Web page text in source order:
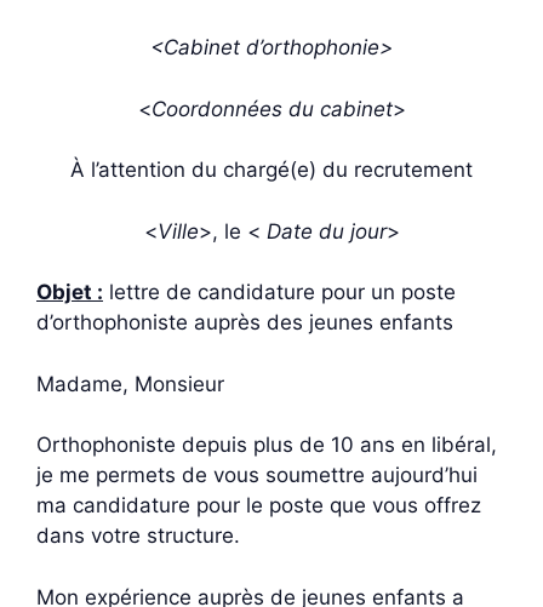
<Cabinet d’orthophonie>
<Coordonnées du cabinet>
À l’attention du chargé(e) du recrutement
<Ville>, le < Date du jour>
Objet : lettre de candidature pour un poste
d’orthophoniste auprès des jeunes enfants
Madame, Monsieur
Orthophoniste depuis plus de 10 ans en libéral,
je me permets de vous soumettre aujourd’hui
ma candidature pour le poste que vous offrez
dans votre structure.
Mon expérience auprès de jeunes enfants a